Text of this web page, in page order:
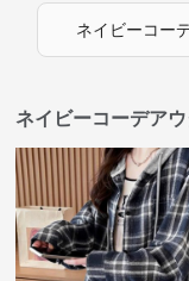
ネイビーコー
ネイビーコーデア